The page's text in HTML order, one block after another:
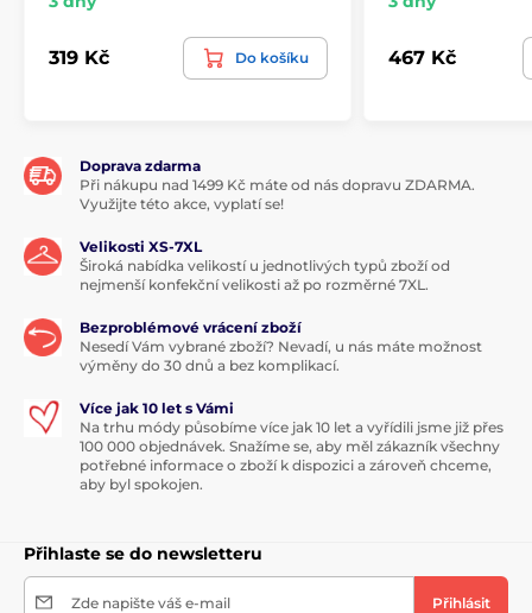
319 Kč Do košíku 467 Kč
Doprava zdarma
Při nákupu nad 1499 Kč máte od nás dopravu ZDARMA.
Využijte této akce, vyplatí se!
Velikosti XS-7XL
Široká nabídka velikostí u jednotlivých typů zboží od
nejmenší konfekční velikosti až po rozměrné 7XL.
Bezproblémové vrácení zboží
Nesedí Vám vybrané zboží? Nevadí, u nás máte možnost
výměny do 30 dnů a bez komplikací.
Více jak 10 let s Vámi
Na trhu módy působíme více jak 10 let a vyřídili jsme již přes
100 000 objednávek. Snažíme se, aby měl zákazník všechny
potřebné informace o zboží k dispozici a zároveň chceme,
aby byl spokojen.
Přihlaste se do newsletteru
Zde napište váš e-mail Přihlásit